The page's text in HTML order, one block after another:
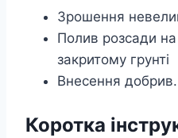
Зрошення
Полив розсади
закритому грунті
Внесення добрив.
Коротка